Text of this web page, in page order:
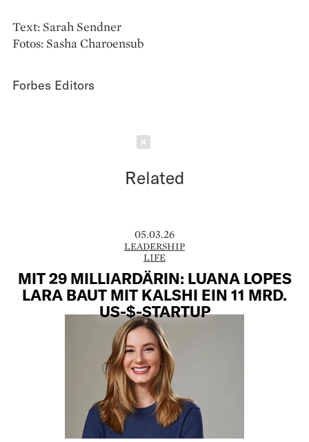
Text: Sarah Sendner
Fotos: Sasha Charoensub
Forbes Editors
Related
05.03.26
LEADERSHIP
LIFE
MIT 29 MILLIARDÄRIN: LUANA LOPES
LARA BAUT MIT KALSHI EIN 11 MRD.
US-$-STARTUP